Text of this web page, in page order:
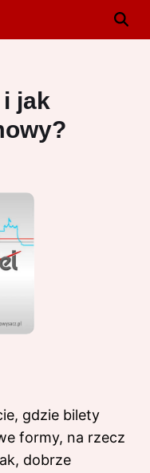
jak
gdzie bilety
formy, na rzecz
dobrze